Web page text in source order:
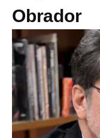
Obrador